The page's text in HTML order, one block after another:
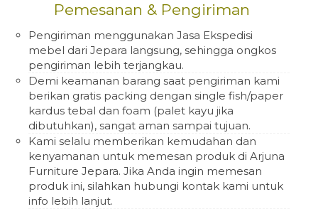
Pemesanan & Pengiriman
Pengiriman menggunakan Jasa Ekspedisi
mebel dari Jepara langsung, sehingga ongkos
pengiriman lebih terjangkau.
Demi keamanan barang saat pengiriman kami
berikan gratis packing dengan single fish/paper
kardus tebal dan foam (palet kayu jika
dibutuhkan), sangat aman sampai tujuan.
Kami selalu memberikan kemudahan dan
kenyamanan untuk memesan produk di Arjuna
Furniture Jepara. Jika Anda ingin memesan
produk ini, silahkan hubungi kontak kami untuk
info lebih lanjut.